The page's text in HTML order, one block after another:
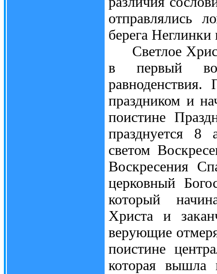
отправлялись
берега
Светлое
в первый
праздником и
поистине
празднуется
светом
Воскресения
церковный
который
Христа и
верующие
поистине
которая вышла